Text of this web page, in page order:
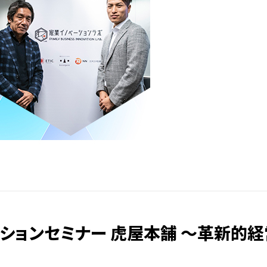
ョンセミナー 虎屋本舗 ～革新的